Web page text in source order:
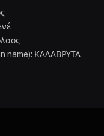
name): ΚΑΛΑΒΡΥΤΑ